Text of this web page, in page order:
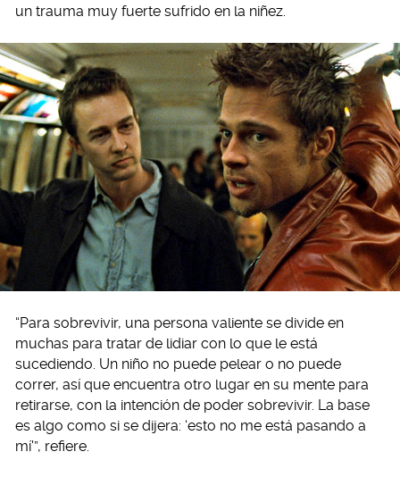
un trauma muy fuerte sufrido en la niñez.
“Para sobrevivir, una persona valiente se divide en
muchas para tratar de lidiar con lo que le está
sucediendo. Un niño no puede pelear o no puede
correr, así que encuentra otro lugar en su mente para
retirarse, con la intención de poder sobrevivir. La base
es algo como si se dijera: ‘esto no me está pasando a
mí'”, refiere.